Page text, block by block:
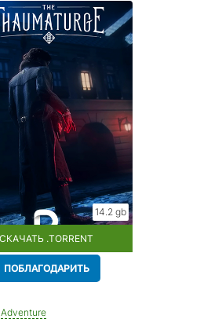
14.2 gb
СКАЧАТЬ .TORRENT
ПОБЛАГОДАРИТЬ
Adventure